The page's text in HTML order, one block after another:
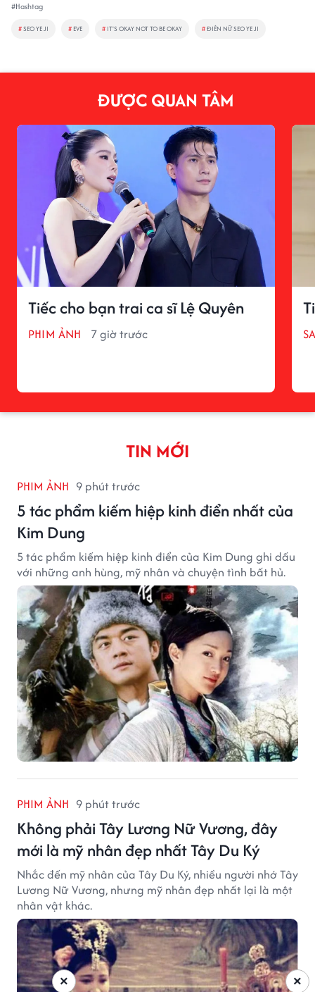
#Hashtag
#SEO YE JI # EVE # IT'S OKAY NOT TO BE OKAY #ĐIÊN NỮ SEO YE JI
ĐƯỢC QUAN TÂM
Tiếc cho bạn trai ca sĩ Lệ Quyên
PHIM ẢNH 7 giờ trước
TIN MỚI
PHIM ẢNH 9 phút trước
5 tác phẩm kiếm hiệp kinh điển nhất của
Kim Dung
5 tác phẩm kiếm hiệp kinh điển của Kim Dung ghi dấu
với những anh hùng, mỹ nhân và chuyện tình bất hủ.
PHIM ẢNH 9 phút trước
Không phải Tây Lương Nữ Vương, đây
mới là mỹ nhân đẹp nhất Tây Du Ký
Nhắc đến mỹ nhân của Tây Du Ký, nhiều người nhớ Tây
Lương Nữ Vương, nhưng mỹ nhân đẹp nhất lại là một
nhân vật khác.
×
×